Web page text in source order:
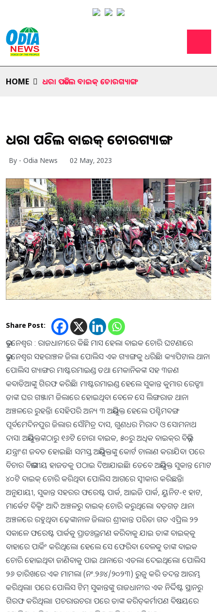
HOME ଧରା ପଡିଲେ ବାଇକ୍ ଚୋରଗ୍ୟାଙ୍ଗ
ଧରା ପଡିଲେ ବାଇକ୍ ଚୋରଗ୍ୟାଙ୍ଗ
By - Odia News 02 May, 2023
Share Post:
ଭୁବନେଶ୍ୱର : ରାଜଧାନୀରେ କିଛି ମାସ ହେଲା ବାଇକ ଚୋରି ଘଟଣାରେ
ଭୁବନେଶ୍ୱର ସହରାଞ୍ଚଳ ଜିଲା ପୋଲିସ ଏକ ଗ୍ୟାଙ୍ଗକୁ ଧରିଛି। କ୍ୟାପିଟାଲ ଥାନା
ପୋଲିସ ଗ୍ୟାଙ୍ଗର ମାଷ୍ଟରମାଇଣ୍ଡ ତଥା ମେକାନିକଙ୍କ ସହ ୩ଜଣ
କବାଡିଆଙ୍କୁ ଗିରଫ କରିଛି। ମାଷ୍ଟରମାଇଣ୍ଡ ହେଲେ ସୁକାନ୍ତ କୁମାର ରେଡ୍ଡୀ।
ତାଙ୍କ ଘର ଗଞ୍ଜାମ ଜିଲାରେ ହୋଇଥିବା ବେଳେ ସେ ଲିଙ୍ଗରାଜ ଥାନା
ଅଞ୍ଚଳରେ ରୁହନ୍ତି। ସେହିପରି ଅନ୍ୟ ୩ ଅଭିଯୁକ୍ତ ହେଲେ ପଶ୍ଚିମବଙ୍ଗ
ପୂର୍ବମେଦିନପୁର ଜିଲାର ସୌମିତ୍ର ଦାସ, ଗୁଣଧର ମିରାଦ ଓ ସୋମନାଥ
ଦାସ। ଅଭିଯୁକ୍ତଙ୍କଠାରୁ ୧୬ଟି ଚୋରା ବାଇକ, ୫୦ରୁ ଅଧିକ ବାଇକ୍‌ର ବିଭିନ୍ନ
ଯନ୍ତ୍ରାଂଶ ଜବତ ହୋଇଛି। ସମସ୍ତ ଅଭିଯୁକ୍ତଙ୍କୁ କୋର୍ଟ ଚାଲାଣ କରାଯିବା ପରେ
ବିଚାର ବିଭାଗୀୟ ହାଜତକୁ ପଠାଇ ଦିଆଯାଇଛି। ତେବେ ଅଭିଯୁକ୍ତ ସୁକାନ୍ତ ମୋଟ
୪୦ଟି ବାଇକ୍‌ ଚୋରି କରିଥିବା ପୋଲିସ ଆଗରେ ସ୍ବୀକାର କରିଛନ୍ତି।
ଅନୁଯାୟୀ, ସୁକାନ୍ତ ସହରର ଫରେଷ୍ଟ ପାର୍କ, ଆଇଜି ପାର୍କ, ୟୁନିଟ-୧ ହାଟ,
ମାର୍କେଟ ବିଲ୍ଡିଂ ଆଦି ଅଞ୍ଚଳରୁ ବାଇକ୍‌ ଚୋରି କରୁଥିଲେ। ବଡ଼ଗଡ଼ ଥାନା
ଅଞ୍ଚଳରେ ରହୁଥିବା ଢ଼େଙ୍କାନାଳ ଜିଲାର ଶ୍ରୀକାନ୍ତ ପରିଡା ଗତ ଏପ୍ରିଲ ୨୨
ସକାଳେ ଫରେଷ୍ଟ ପାର୍କକୁ ପ୍ରାତଃଭ୍ରମଣ କରିବାକୁ ଯାଇ ତାଙ୍କ ବାଇକ୍‌କୁ
ବାହାରେ ପାର୍କିଂ କରିଥିଲେ। ହେଲେ ସେ ଫେରିବା ବେଳକୁ ତାଙ୍କ ବାଇକ
ଚୋରି ହୋଇଥିବା ଜାଣିବାକୁ ପାଇ ଥାନାରେ ଏତଲା ଦେଇଥିଲେ। ପୋଲିସ
୨୬ ତାରିଖରେ ଏକ ମାମଲା (ନଂ.୨୬୪/୨୦୨୩) ରୁଜୁ କରି ତଦନ୍ତ ଆରମ୍ଭ
କରିଥିଲା। ପରେ ପୋଲିସ ଟିମ୍‌ ସୁକାନ୍ତଙ୍କୁ ରାଜଧାନୀର ଏକ ନିର୍ଦ୍ଦିଷ୍ଟ ସ୍ଥାନରୁ
ଗିରଫ କରିଥିଲା। ପଚରାଉଚରା ପରେ ତାଙ୍କ କରିତ୍‌କର୍ମାପଣ ବିଷୟରେ